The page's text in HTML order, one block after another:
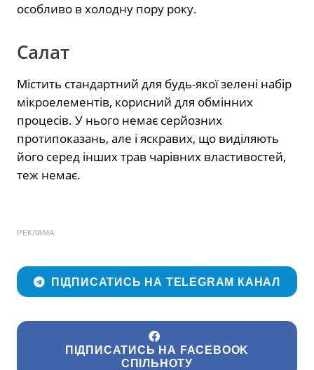
особливо в холодну пору року.
Салат
Містить стандартний для будь-якої зелені набір
мікроелементів, корисний для обмінних
процесів. У нього немає серйозних
протипоказань, але і яскравих, що виділяють
його серед інших трав чарівних властивостей,
теж немає.
РЕКЛАМА
ПІДПИСАТИСЬ НА TELEGRAM КАНАЛ
ПІДПИСАТИСЬ НА FACEBOOK
СПІЛЬНОТУ